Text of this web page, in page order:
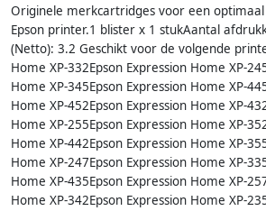
Originele merkcartridges voor een
Epson printer.1 blister x 1 stukAantal
(Netto): 3.2 Geschikt voor de volgende
Home XP-332Epson Expression Home XP-
Home XP-345Epson Expression Home XP-
Home XP-452Epson Expression Home XP-
Home XP-255Epson Expression Home XP-
Home XP-442Epson Expression Home XP-
Home XP-247Epson Expression Home XP-
Home XP-435Epson Expression Home XP-
Home XP-342Epson Expression Home XP-